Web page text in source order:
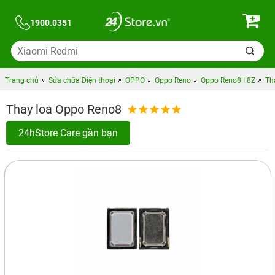
1900.0351
Trang chủ Sửa chữa Điện thoại OPPO Oppo Reno Oppo Reno8 I 8Z
Thay loa Oppo Reno8
24hStore Care gần bạn